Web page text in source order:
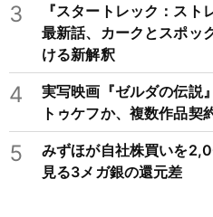
3
『スタートレック：スト
最新話、カークとスポッ
ける新解釈
4
実写映画『ゼルダの伝説
トゥケフか、複数作品契
5
みずほが自社株買いを
見る3メガ銀の還元差